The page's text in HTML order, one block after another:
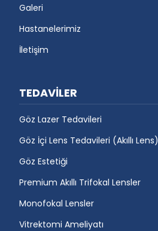
Galeri
Hastanelerimiz
İletişim
TEDAVİLER
Göz Lazer Tedavileri
Göz İçi Lens Tedavileri (Akıllı Lens)
Göz Estetiği
Premium Akıllı Trifokal Lensler
Monofokal Lensler
Vitrektomi Ameliyatı